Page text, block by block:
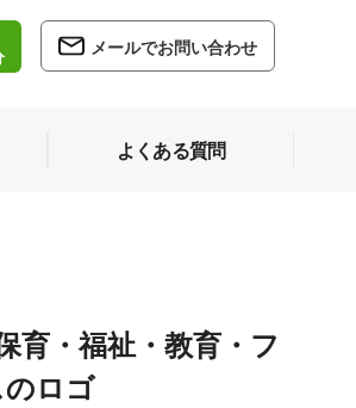
メールでお問い合わせ
よくある質問
育・福祉・教育・フ
ロゴ